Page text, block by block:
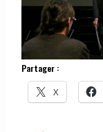
Partager :
X